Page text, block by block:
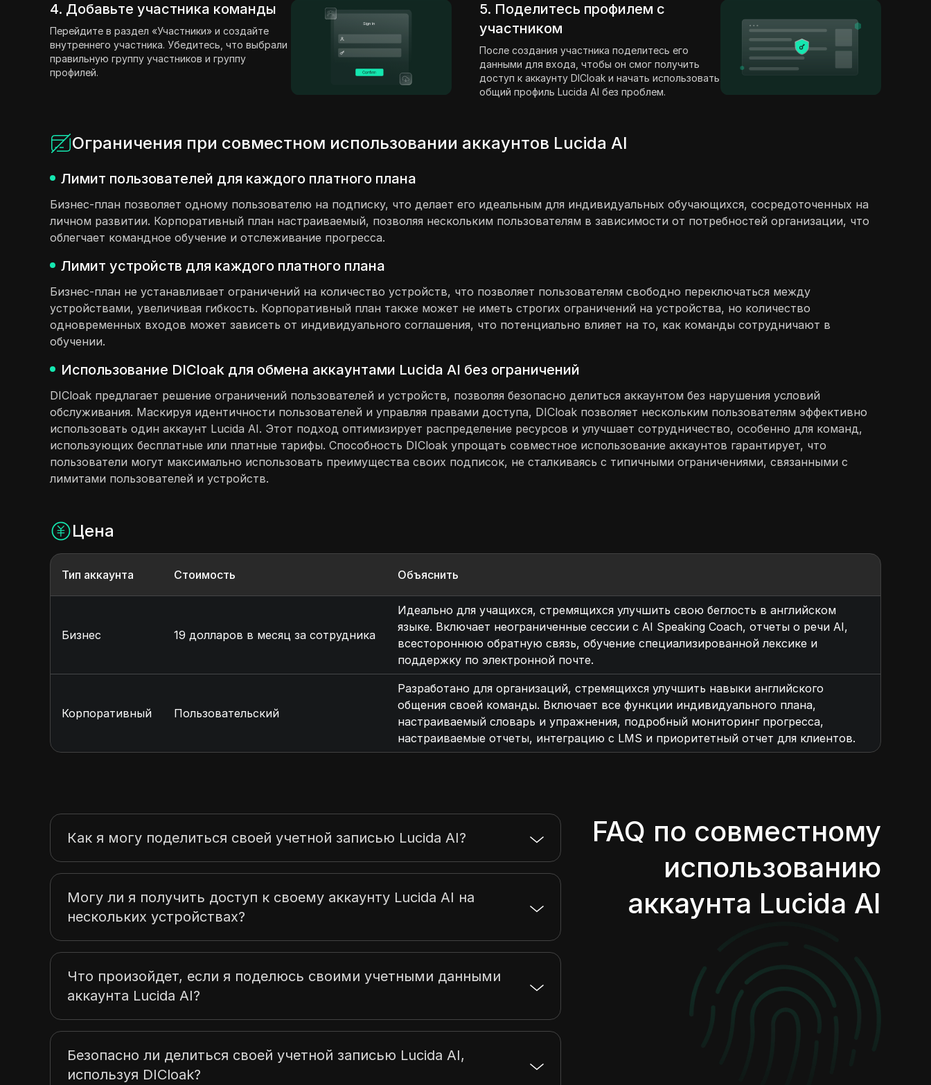
4. Добавьте участника команды
Перейдите в раздел «Участники» и создайте
внутреннего участника. Убедитесь, что выбрали
правильную группу участников и группу
профилей.
5. Поделитесь профилем с
участником
После создания участника поделитесь его
данными для входа, чтобы он смог получить
доступ к аккаунту DICloak и начать использовать
общий профиль Lucida AI без проблем.
Ограничения при совместном использовании аккаунтов Lucida AI
Лимит пользователей для каждого платного плана
Бизнес-план позволяет одному пользователю на подписку, что делает его идеальным для индивидуальных обучающихся, сосредоточенных на
личном развитии. Корпоративный план настраиваемый, позволяя нескольким пользователям в зависимости от потребностей организации, что
облегчает командное обучение и отслеживание прогресса.
Лимит устройств для каждого платного плана
Бизнес-план не устанавливает ограничений на количество устройств, что позволяет пользователям свободно переключаться между
устройствами, увеличивая гибкость. Корпоративный план также может не иметь строгих ограничений на устройства, но количество
одновременных входов может зависеть от индивидуального соглашения, что потенциально влияет на то, как команды сотрудничают в
обучении.
Использование DICloak для обмена аккаунтами Lucida AI без ограничений
DICloak предлагает решение ограничений пользователей и устройств, позволяя безопасно делиться аккаунтом без нарушения условий
обслуживания. Маскируя идентичности пользователей и управляя правами доступа, DICloak позволяет нескольким пользователям эффективно
использовать один аккаунт Lucida AI. Этот подход оптимизирует распределение ресурсов и улучшает сотрудничество, особенно для команд,
использующих бесплатные или платные тарифы. Способность DICloak упрощать совместное использование аккаунтов гарантирует, что
пользователи могут максимально использовать преимущества своих подписок, не сталкиваясь с типичными ограничениями, связанными с
лимитами пользователей и устройств.
Цена
Тип аккаунта Стоимость Объяснить
Бизнес 19 долларов в месяц за сотрудника
Идеально для учащихся, стремящихся улучшить свою беглость в английском
языке. Включает неограниченные сессии с AI Speaking Coach, отчеты о речи AI,
всестороннюю обратную связь, обучение специализированной лексике и
поддержку по электронной почте.
Корпоративный Пользовательский
Разработано для организаций, стремящихся улучшить навыки английского
общения своей команды. Включает все функции индивидуального плана,
настраиваемый словарь и упражнения, подробный мониторинг прогресса,
настраиваемые отчеты, интеграцию с LMS и приоритетный отчет для клиентов.
FAQ по совместному
использованию
аккаунта Lucida AI
Как я могу поделиться своей учетной записью Lucida AI?
Могу ли я получить доступ к своему аккаунту Lucida AI на
нескольких устройствах?
Что произойдет, если я поделюсь своими учетными данными
аккаунта Lucida AI?
Безопасно ли делиться своей учетной записью Lucida AI,
используя DICloak?